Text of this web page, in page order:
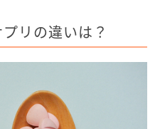
リの違いは？